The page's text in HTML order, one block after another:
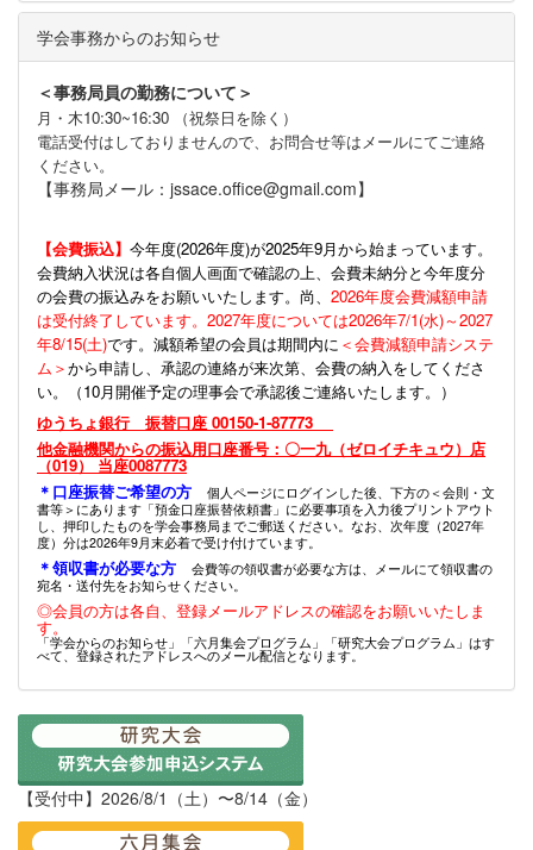
学会事務からのお知らせ
＜事務局員の勤務について＞
月・木10:30~16:30 （祝祭日を除く）
電話受付はしておりませんので、お問合せ等はメールにてご連絡
ください。
【事務局メール：jssace.office@gmail.com】
【会費振込】 今年度(2026年度)が2025年9月から始まっています。
会費納入状況は各自個人画面で確認の上、会費未納分と今年度分
の会費の振込みをお願いいたします。尚、 2026年度会費減額申請
は受付終了しています。2027年度については2026年7/1(水)～2027
年8/15(土)です。減額希望の会員は期間内に ＜会費減額申請システ
ム＞から申請し、承認の連絡が来次第、会費の納入をしてくださ
い。（10月開催予定の理事会で承認後ご連絡いたします。）
ゆうちょ銀行 振替口座 00150-1-87773
他金融機関からの振込用口座番号：〇一九（ゼロイチキュウ）店
（019） 当座0087773
＊口座振替ご希望の方
個人ページにログインした後、下方の＜会則・文
書等＞にあります「預金口座振替依頼書」に必要事項を入力後プリントアウト
し、押印したものを学会事務局までご郵送ください。なお、次年度（2027年
度）分は2026年9月末必着で受け付けています。
＊領収書が必要な方
会費等の領収書が必要な方は、メールにて領収書の
宛名・送付先をお知らせください。
◎会員の方は各自、登録メールアドレスの確認をお願いいたしま
す。
「学会からのお知らせ」「六月集会プログラム」「研究大会プログラム」はす
べて、登録されたアドレスへのメール配信となります。
【受付中】2026/8/1（土）〜8/14（金）